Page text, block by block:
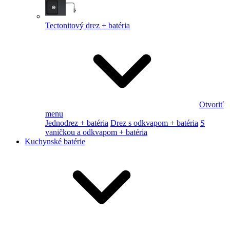
Tectonitový drez + batéria
Otvoriť
menu
Jednodrez + batéria Drez s odkvapom + batéria S
vaničkou a odkvapom + batéria
Kuchynské batérie